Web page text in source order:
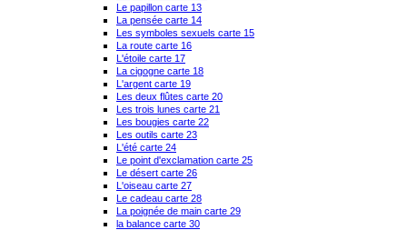
Le papillon carte 13
La pensée carte 14
Les symboles sexuels carte 15
La route carte 16
L'étoile carte 17
La cigogne carte 18
L'argent carte 19
Les deux flûtes carte 20
Les trois lunes carte 21
Les bougies carte 22
Les outils carte 23
L'été carte 24
Le point d'exclamation carte 25
Le désert carte 26
L'oiseau carte 27
Le cadeau carte 28
La poignée de main carte 29
la balance carte 30